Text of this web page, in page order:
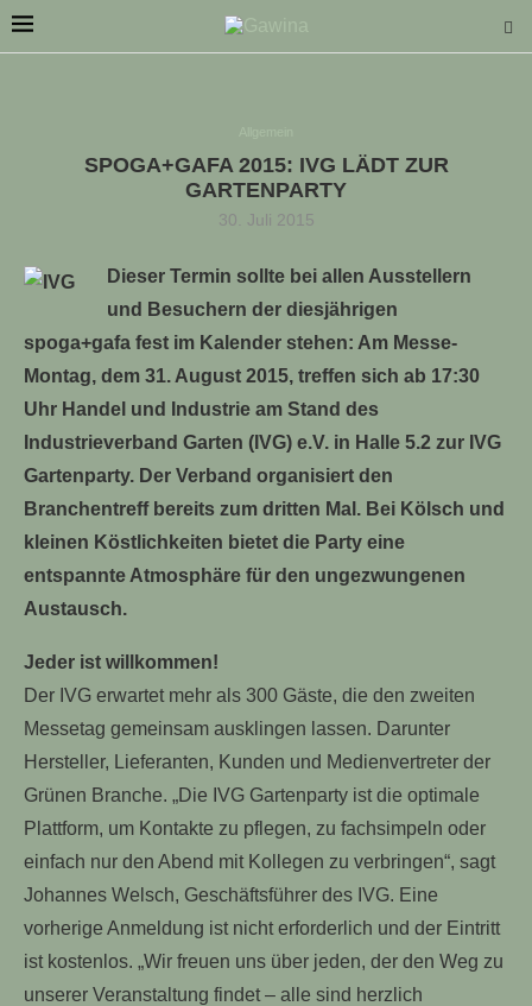
SPOGA+GAFA 2015: IVG LÄDT ZUR
GARTENPARTY
30. Juli 2015
Dieser Termin sollte bei allen Ausstellern
und Besuchern der diesjährigen
spoga+gafa fest im Kalender stehen: Am Messe-
Montag, dem 31. August 2015, treffen sich ab 17:30
Uhr Handel und Industrie am Stand des
Industrieverband Garten (IVG) e.V. in Halle 5.2 zur IVG
Gartenparty. Der Verband organisiert den
Branchentreff bereits zum dritten Mal. Bei Kölsch und
kleinen Köstlichkeiten bietet die Party eine
entspannte Atmosphäre für den ungezwungenen
Austausch.
Jeder ist willkommen!
Der IVG erwartet mehr als 300 Gäste, die den zweiten
Messetag gemeinsam ausklingen lassen. Darunter
Hersteller, Lieferanten, Kunden und Medienvertreter der
Grünen Branche. „Die IVG Gartenparty ist die optimale
Plattform, um Kontakte zu pflegen, zu fachsimpeln oder
einfach nur den Abend mit Kollegen zu verbringen“, sagt
Johannes Welsch, Geschäftsführer des IVG. Eine
vorherige Anmeldung ist nicht erforderlich und der Eintritt
ist kostenlos. „Wir freuen uns über jeden, der den Weg zu
unserer Veranstaltung findet – alle sind herzlich